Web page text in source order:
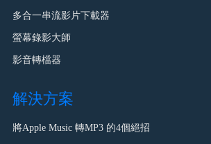
多合一串流影片下載器
螢幕錄影大師
影音轉檔器
解決方案
將Apple Music 轉MP3 的4個絕招